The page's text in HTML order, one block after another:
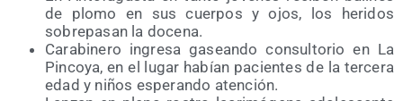
de plo­mo en sus cuer­pos y ojos, los heri­dos
sobre­pa­san la docena.
Cara­bi­ne­ro ingre­sa gasean­do con­sul­to­rio en La
Pin­co­ya, en el lugar habían pacien­tes de la ter­ce­ra
edad y niños espe­ran­do atención.